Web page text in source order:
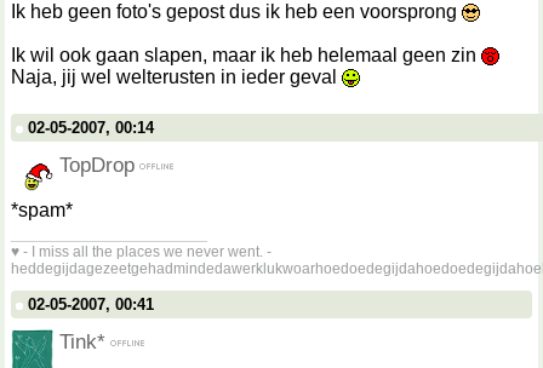
Ik heb geen foto's gepost dus ik heb een voorsprong
Ik wil ook gaan slapen, maar ik heb helemaal geen zin
Naja, jij wel welterusten in ieder geval
02-05-2007, 00:14
TopDrop
*spam*
♥ - I miss all the places we never went. -
02-05-2007, 00:41
Tink*